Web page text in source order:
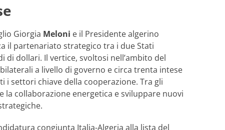
Giorgia Meloni e il Presidente algerino
il partenariato strategico tra i due Stati
dollari. Il vertice, svoltosi nell’ambito del
a livello di governo e circa trenta intese
i settori chiave della cooperazione. Tra gli
collaborazione energetica e sviluppare nuovi
congiunta Italia-Algeria alla lista del